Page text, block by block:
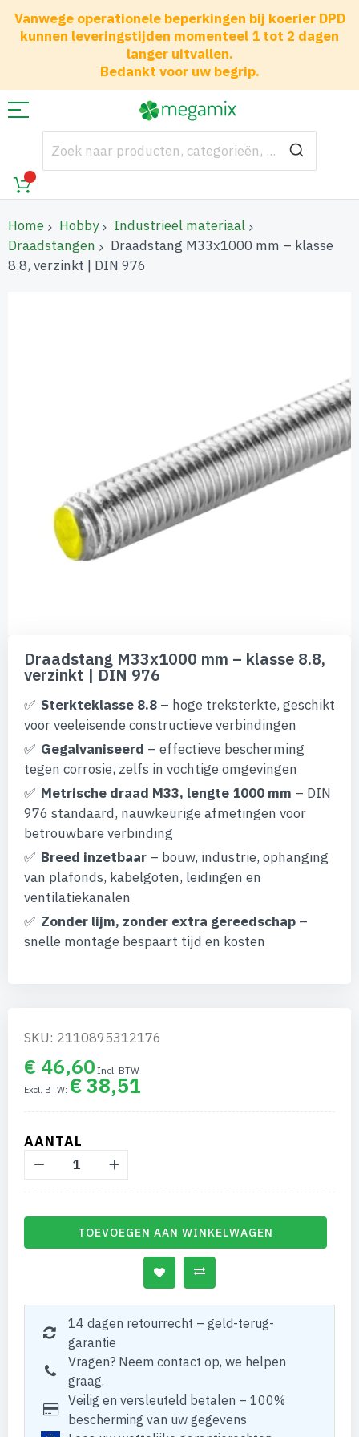
Vanwege operationele beperkingen bij koerier DPD
kunnen leveringstijden momenteel 1 tot 2 dagen
langer uitvallen.
Bedankt voor uw begrip.
Home Hobby
Industrieel materiaal
Draadstangen
Draadstang M33x1000 mm – klasse
8.8, verzinkt | DIN 976
naar
begin
afbeeldingen-
Draadstang M33x1000 mm – klasse 8.8,
verzinkt | DIN 976
Sterkteklasse 8.8 – hoge treksterkte, geschikt
voor veeleisende constructieve verbindingen
Gegalvaniseerd – effectieve bescherming
tegen corrosie, zelfs in vochtige omgevingen
Metrische draad M33, lengte 1000 mm – DIN
976 standaard, nauwkeurige afmetingen voor
betrouwbare verbinding
Breed inzetbaar – bouw, industrie, ophanging
van plafonds, kabelgoten, leidingen en
ventilatiekanalen
Zonder lijm, zonder extra gereedschap –
snelle montage bespaart tijd en kosten
SKU: 2110895312176
€ 46,60
€ 38,51
AANTAL
TOEVOEGEN AAN WINKELWAGEN
14 dagen retourrecht – geld-terug-
garantie
Vragen? Neem contact op, we helpen
graag.
Veilig en versleuteld betalen – 100%
bescherming van uw gegevens